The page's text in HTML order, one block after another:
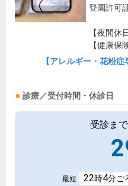
登園許可
【夜間休
【健康保
【アレルギー・花粉
診療／受付時間・休診日
受診ま
最短 22時4分ご